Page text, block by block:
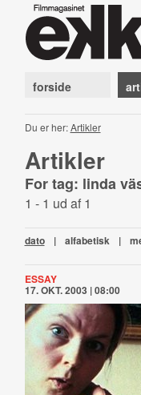
forside
Du er her:Artikler
Artikler
For tag: linda
1 - 1 ud af 1
dato | alfabetisk |
ESSAY
17. OKT. 2003 | 08:00